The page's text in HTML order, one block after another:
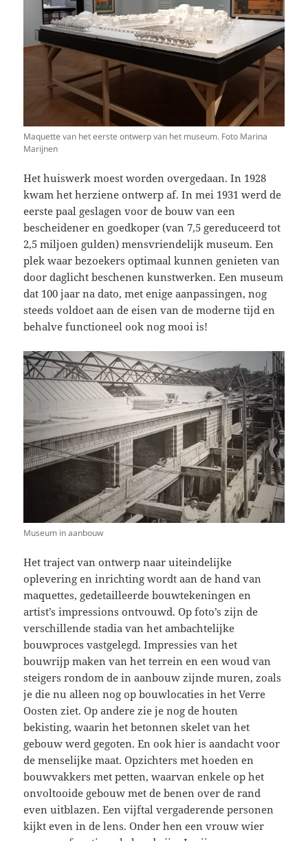
Maquette van het eerste ontwerp van het museum. Foto Marina
Marijnen
Het huiswerk moest worden overgedaan. In 1928
kwam het herziene ontwerp af. In mei 1931 werd de
eerste paal geslagen voor de bouw van een
bescheidener en goedkoper (van 7,5 gereduceerd tot
2,5 miljoen gulden) mensvriendelijk museum. Een
plek waar bezoekers optimaal kunnen genieten van
door daglicht beschenen kunstwerken. Een museum
dat 100 jaar na dato, met enige aanpassingen, nog
steeds voldoet aan de eisen van de moderne tijd en
behalve functioneel ook nog mooi is!
Museum in aanbouw
Het traject van ontwerp naar uiteindelijke
oplevering en inrichting wordt aan de hand van
maquettes, gedetailleerde bouwtekeningen en
artist’s impressions ontvouwd. Op foto’s zijn de
verschillende stadia van het ambachtelijke
bouwproces vastgelegd. Impressies van het
bouwrijp maken van het terrein en een woud van
steigers rondom de in aanbouw zijnde muren, zoals
je die nu alleen nog op bouwlocaties in het Verre
Oosten ziet. Op andere zie je nog de houten
bekisting, waarin het betonnen skelet van het
gebouw werd gegoten. En ook hier is aandacht voor
de menselijke maat. Opzichters met hoeden en
bouwvakkers met petten, waarvan enkele op het
onvoltooide gebouw met de benen over de rand
even uitblazen. Een vijftal vergaderende personen
kijkt even in de lens. Onder hen een vrouw wier